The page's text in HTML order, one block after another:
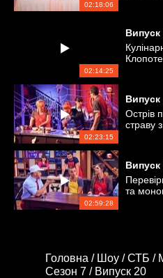
02:18:06
02:14:25
Випуск
02:23:15
Випуск
Острів
страву
02:59:28
Випуск
та
Головна / Шоу /СТБ /
Сезон 7 / Випуск 20